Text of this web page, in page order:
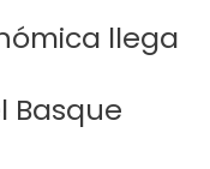
llega
Basque